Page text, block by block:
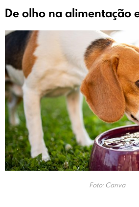
De olho na alimentação
Foto: Canva